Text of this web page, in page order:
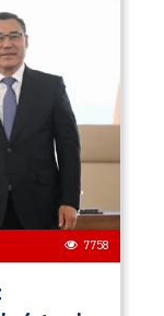
7758